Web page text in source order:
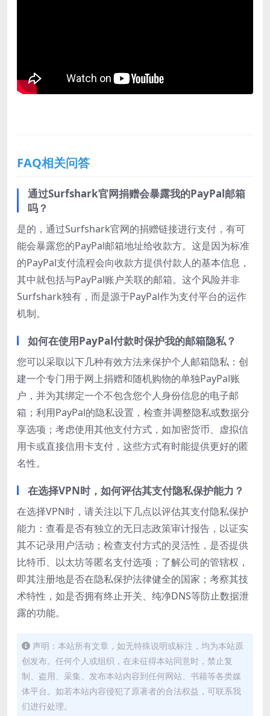
FAQ相关问答
通过Surfshark官网捐赠会暴露我的PayPal邮箱
吗？
是的，通过Surfshark官网的捐赠链接进行支付，有可
能会暴露您的PayPal邮箱地址给收款方。这是因为标准
的PayPal支付流程会向收款方提供付款人的基本信息，
其中就包括与PayPal账户关联的邮箱。这个风险并非
Surfshark独有，而是源于PayPal作为支付平台的运作
机制。
如何在使用PayPal付款时保护我的邮箱隐私？
您可以采取以下几种有效方法来保护个人邮箱隐私：创
建一个专门用于网上捐赠和随机购物的单独PayPal账
户，并为其绑定一个不包含您个人身份信息的电子邮
箱；利用PayPal的隐私设置，检查并调整隐私或数据分
享选项；考虑使用其他支付方式，如加密货币、虚拟信
用卡或直接信用卡支付，这些方式有时能提供更好的匿
名性。
在选择VPN时，如何评估其支付隐私保护能力？
在选择VPN时，请关注以下几点以评估其支付隐私保护
能力：查看是否有独立的无日志政策审计报告，以证实
其不记录用户活动；检查支付方式的灵活性，是否提供
比特币、以太坊等匿名支付选项；了解公司的管辖权，
即其注册地是否在隐私保护法律健全的国家；考察其技
术特性，如是否拥有终止开关、纯净DNS等防止数据泄
露的功能。
声明：本站所有文章，如无特殊说明或标注，均为本站原
创发布。任何个人或组织，在未征得本站同意时，禁止复
制、盗用、采集、发布本站内容到任何网站、书籍等各类媒
体平台。如若本站内容侵犯了原著者的合法权益，可联系我
们进行处理。